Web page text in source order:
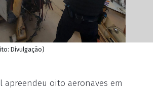
Divulgação)
apreendeu oito aeronaves em